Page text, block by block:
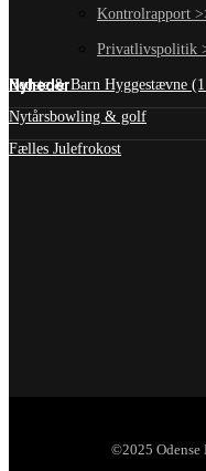
Kontrolrapport
Privatlivspolitik
Nyheder
Bedste & Barn Hyggestævne
Nytårsbowling & golf
Fælles Julefrokost
©2025